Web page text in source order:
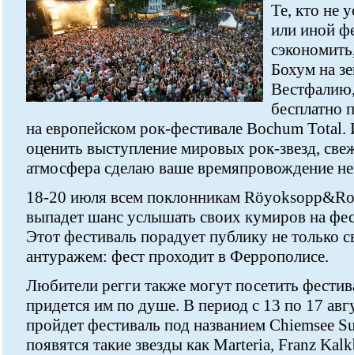
Те, кто не
или иной
Бохум на
бесплатно
на европейском рок-фестивале Bochum
оценить выступление мировых рок-звезд,
атмосфера сделаю ваше времяпровождение
18-20 июля всем поклонникам
выпадет шанс услышать своих кумиров на
Этот фестиваль порадует публику не только
антуражем: фест проходит в Феррополисе.
Любители регги также могут посетить
придется им по душе. В период с 13 по 17
пройдет фестиваль под названием Chiemsee
появятся такие звезды как Marteria, Franz